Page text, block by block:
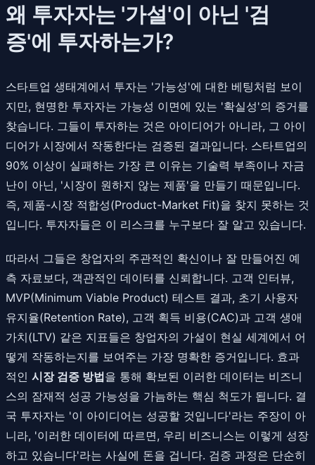
왜 투자자는 '가설'이 아닌 '검
증'에 투자하는가?
스타트업 생태계에서 투자는 '가능성'에 대한 베팅처럼 보이
지만, 현명한 투자자는 가능성 이면에 있는 '확실성'의 증거를
찾습니다. 그들이 투자하는 것은 아이디어가 아니라, 그 아이
디어가 시장에서 작동한다는 검증된 결과입니다. 스타트업의
90% 이상이 실패하는 가장 큰 이유는 기술력 부족이나 자금
난이 아닌, '시장이 원하지 않는 제품'을 만들기 때문입니다.
즉, 제품-시장 적합성(Product-Market Fit)을 찾지 못하는 것
입니다. 투자자들은 이 리스크를 누구보다 잘 알고 있습니다.
따라서 그들은 창업자의 주관적인 확신이나 잘 만들어진 예
측 자료보다, 객관적인 데이터를 신뢰합니다. 고객 인터뷰,
MVP(Minimum Viable Product) 테스트 결과, 초기 사용자
유지율(Retention Rate), 고객 획득 비용(CAC)과 고객 생애
가치(LTV) 같은 지표들은 창업자의 가설이 현실 세계에서 어
떻게 작동하는지를 보여주는 가장 명확한 증거입니다. 효과
적인 시장 검증 방법을 통해 확보된 이러한 데이터는 비즈니
스의 잠재적 성공 가능성을 가늠하는 핵심 척도가 됩니다. 결
국 투자자는 '이 아이디어는 성공할 것입니다'라는 주장이 아
니라, '이러한 데이터에 따르면, 우리 비즈니스는 이렇게 성장
하고 있습니다'라는 사실에 돈을 겁니다. 검증 과정은 단순히